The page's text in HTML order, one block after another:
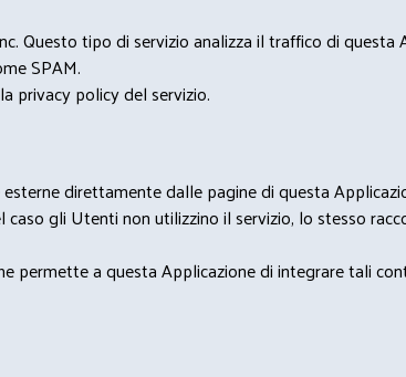
Questo tipo di servizio analizza il traffico di
SPAM.
privacy policy del servizio.
direttamente dalle pagine di questa
gli Utenti non utilizzino il servizio, lo stesso
permette a questa Applicazione di integrare tali